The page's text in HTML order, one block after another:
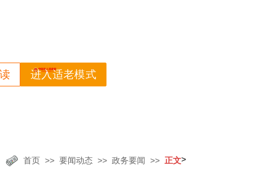
进入适老模式
首页 要闻动态 >
政务要闻 正文